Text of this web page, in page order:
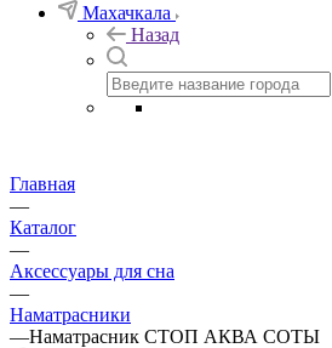
Махачкала
Назад
Главная
—
Каталог
—
Аксессуары для сна
—
Наматрасники
—Наматрасник СТОП АКВА СОТЫ